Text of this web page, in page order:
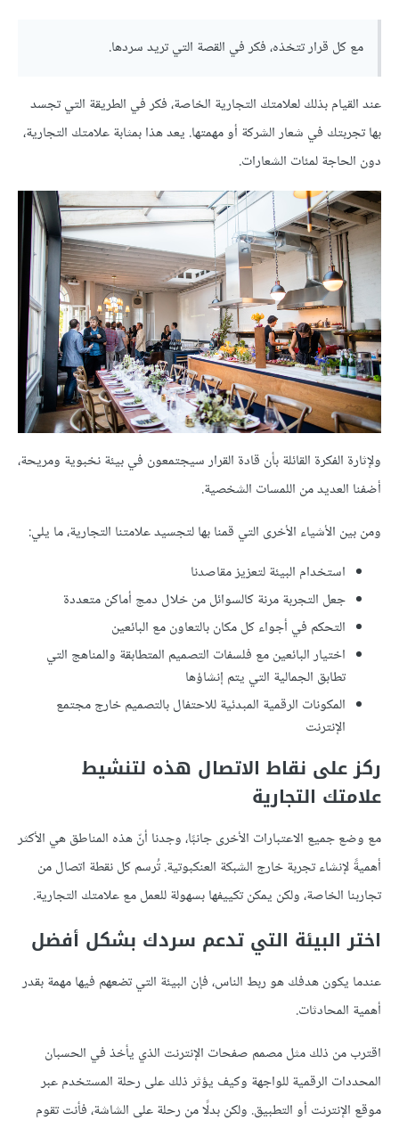
مع كل قرار تتخذه، فكر في القصة التي تريد سردها.
عند القيام بذلك لعلامتك التجارية الخاصة، فكر في الطريقة التي تجسد
بها تجربتك في شعار الشركة أو مهمتها. يعد هذا بمثابة علامتك التجارية،
دون الحاجة لمئات الشعارات.
ولإثارة الفكرة القائلة بأن قادة القرار سيجتمعون في بيئة نخبوية ومريحة،
أضفنا العديد من اللمسات الشخصية.
ومن بين الأشياء الأخرى التي قمنا بها لتجسيد علامتنا التجارية، ما يلي:
استخدام البيئة لتعزيز مقاصدنا
جعل التجربة مرنة كالسوائل من خلال دمج أماكن متعددة
التحكم في أجواء كل مكان بالتعاون مع البائعين
اختيار البائعين مع فلسفات التصميم المتطابقة والمناهج التي
تطابق الجمالية التي يتم إنشاؤها
المكونات الرقمية المبدئية للاحتفال بالتصميم خارج مجتمع
الإنترنت
ركز على نقاط الاتصال هذه لتنشيط
علامتك التجارية
مع وضع جميع الاعتبارات الأخرى جانبًا، وجدنا أنّ هذه المناطق هي الأكثر
أهميةً لإنشاء تجربة خارج الشبكة العنكبوتية. تُرسم كل نقطة اتصال من
تجاربنا الخاصة، ولكن يمكن تكييفها بسهولة للعمل مع علامتك التجارية.
اختر البيئة التي تدعم سردك بشكل أفضل
عندما يكون هدفك هو ربط الناس، فإن البيئة التي تضعهم فيها مهمة بقدر
أهمية المحادثات.
اقترب من ذلك مثل مصمم صفحات الإنترنت الذي يأخذ في الحسبان
المحددات الرقمية للواجهة وكيف يؤثر ذلك على رحلة المستخدم عبر
موقع الإنترنت أو التطبيق. ولكن بدلًا من رحلة على الشاشة، فأنت تقوم